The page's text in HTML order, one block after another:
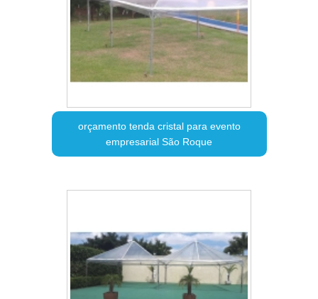
orçamento tenda cristal para evento
empresarial São Roque